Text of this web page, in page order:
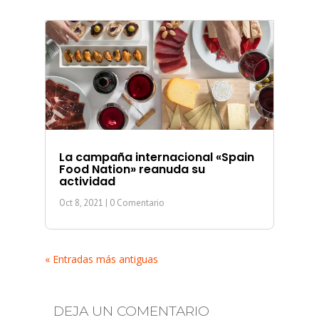
La campaña internacional «Spain
Food Nation» reanuda su
actividad
Oct 8, 2021 | 0 Comentario
« Entradas más antiguas
DEJA UN COMENTARIO